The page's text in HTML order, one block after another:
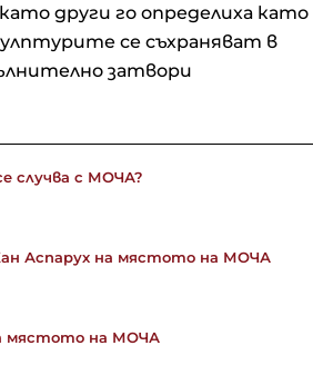
други го определиха като
се съхраняват в
затвори
случва с МОЧА?
Аспарух на мястото на МОЧА
мястото на МОЧА
Иран намекна за сделка за
Ормуз, но само ако условията му